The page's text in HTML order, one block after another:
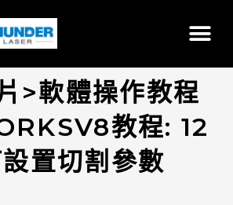
>軟體操作教程
教程: 12
置切割參數